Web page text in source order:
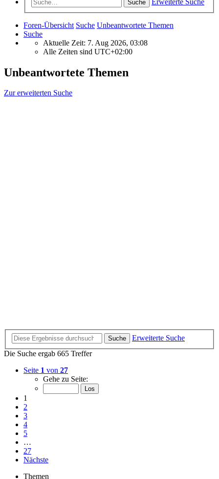
Suche
Foren-Übersicht Suche Unbeantwortete Themen
Suche
Aktuelle Zeit: 7. Aug 2026, 03:08
Alle Zeiten sind UTC+02:00
Unbeantwortete Themen
Zur erweiterten Suche
Suche
Erweiterte Suche
Die Suche ergab 665 Treffer
Seite 1 von 27
Gehe zu Seite:
1
2
3
4
5
…
27
Nächste
Themen